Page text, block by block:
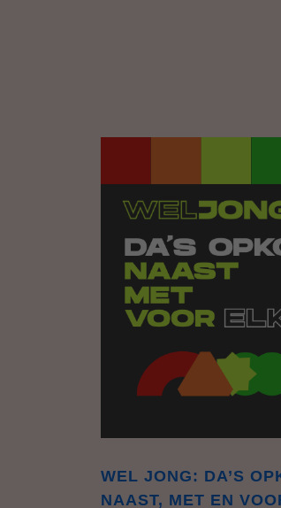
WEL JONG: DA’S
NAAST, MET EN